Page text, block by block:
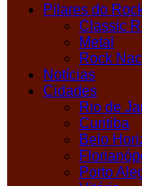
Pilares do
Classic
Metal
Rock
Notícias
Cidades
Rio de
Curitiba
Belo
Porto